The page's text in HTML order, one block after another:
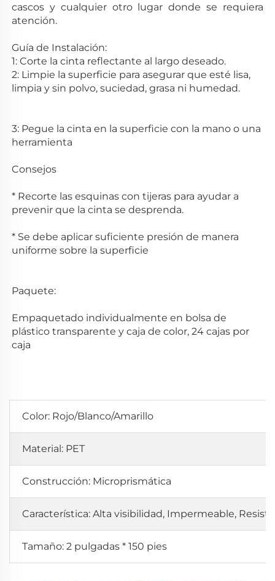
cascos y cualquier otro lugar donde se requiera
atención.
Guía de Instalación:
1: Corte la cinta reflectante al largo deseado.
2: Limpie la superficie para asegurar que esté lisa,
limpia y sin polvo, suciedad, grasa ni humedad.
3: Pegue la cinta en la superficie con la mano o una
herramienta
Consejos
* Recorte las esquinas con tijeras para ayudar a
prevenir que la cinta se desprenda.
* Se debe aplicar suficiente presión de manera
uniforme sobre la superficie
Paquete:
Empaquetado individualmente en bolsa de
plástico transparente y caja de color, 24 cajas por
caja
Color: Rojo/Blanco/Amarillo
Material: PET
Construcción: Microprismática
Característica: Alta visibilidad, Impermeable,
Tamaño: 2 pulgadas * 150 pies